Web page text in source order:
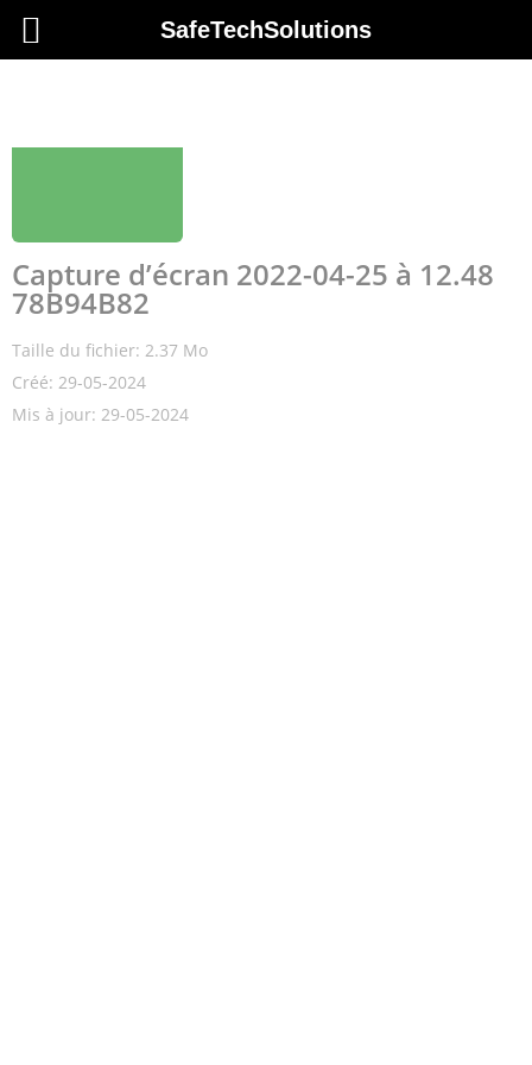
Capture d’écran 2022-04-25 à 12.48
78B94B82
Taille du fichier: 2.37 Mo
Créé: 29-05-2024
Mis à jour: 29-05-2024
SafeTechSolutions
SafeTechSolutions